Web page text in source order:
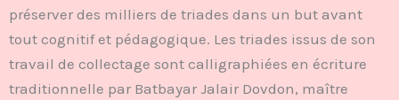
préserver des milliers de triades dans un but avant
tout cognitif et pédagogique. Les triades issus de son
travail de collectage sont calligraphiées en écriture
traditionnelle par Batbayar Jalair Dovdon, maître